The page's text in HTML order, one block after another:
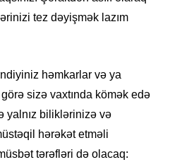
tez dəyişmək lazım
həmkarlar və ya
sizə vaxtında kömək edə
yalnız biliklərinizə və
hərəkət etməli
tərəfləri də olacaq: